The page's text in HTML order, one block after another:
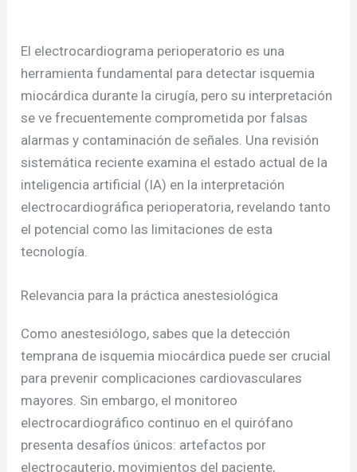
El electrocardiograma perioperatorio es una
herramienta fundamental para detectar isquemia
miocárdica durante la cirugía, pero su interpretación
se ve frecuentemente comprometida por falsas
alarmas y contaminación de señales. Una revisión
sistemática reciente examina el estado actual de la
inteligencia artificial (IA) en la interpretación
electrocardiográfica perioperatoria, revelando tanto
el potencial como las limitaciones de esta
tecnología.
Relevancia para la práctica anestesiológica
Como anestesiólogo, sabes que la detección
temprana de isquemia miocárdica puede ser crucial
para prevenir complicaciones cardiovasculares
mayores. Sin embargo, el monitoreo
electrocardiográfico continuo en el quirófano
presenta desafíos únicos: artefactos por
electrocauterio, movimientos del paciente,